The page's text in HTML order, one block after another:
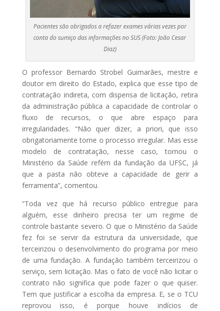
Pacientes são obrigados a refazer exames várias vezes por
conta do sumiço das informações no SUS (Foto: João Cesar
Diaz)
O professor Bernardo Strobel Guimarães, mestre e
doutor em direito do Estado, explica que esse tipo de
contratação indireta, com dispensa de licitação, retira
da administração pública a capacidade de controlar o
fluxo de recursos, o que abre espaço para
irregularidades. “Não quer dizer, a priori, que isso
obrigatoriamente torne o processo irregular. Mas esse
modelo de contratação, nesse caso, tornou o
Ministério da Saúde refém da fundação da UFSC, já
que a pasta não obteve a capacidade de gerir a
ferramenta”, comentou.
“Toda vez que há recurso público entregue para
alguém, esse dinheiro precisa ter um regime de
controle bastante severo. O que o Ministério da Saúde
fez foi se servir da estrutura da universidade, que
terceirizou o desenvolvimento do programa por meio
de uma fundação. A fundação também terceirizou o
serviço, sem licitação. Mas o fato de você não licitar o
contrato não significa que pode fazer o que quiser.
Tem que justificar a escolha da empresa. E, se o TCU
reprovou isso, é porque houve indícios de